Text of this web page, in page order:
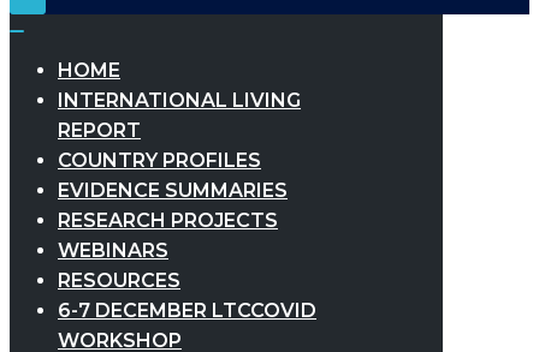
Toggle
HOME
INTERNATIONAL LIVING
REPORT
COUNTRY PROFILES
EVIDENCE SUMMARIES
RESEARCH PROJECTS
WEBINARS
RESOURCES
6-7 DECEMBER LTCCOVID
WORKSHOP